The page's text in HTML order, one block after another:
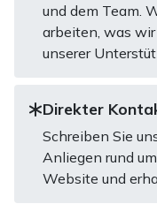
und dem Team.
arbeiten, was
unserer
Direkter
Schreiben Sie
Anliegen rund
Website und